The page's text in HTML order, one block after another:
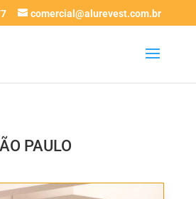
comercial@alurevest.com.br
PAULO